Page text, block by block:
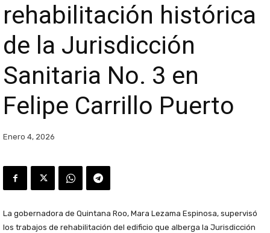
rehabilitación histórica
de la Jurisdicción
Sanitaria No. 3 en
Felipe Carrillo Puerto
Enero 4, 2026
La gobernadora de Quintana Roo, Mara Lezama Espinosa, supervisó
los trabajos de rehabilitación del edificio que alberga la Jurisdicción